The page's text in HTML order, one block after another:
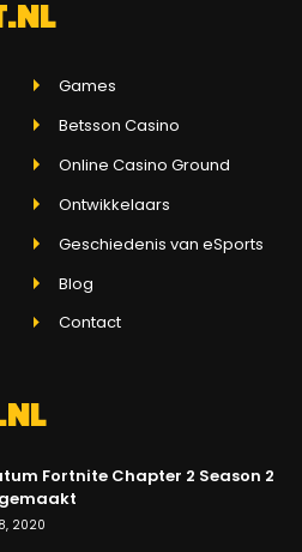
Games
Betsson Casino
Online Casino Ground
Ontwikkelaars
Geschiedenis van eSports
Blog
Contact
Fortnite Chapter 2 Season 2
2020